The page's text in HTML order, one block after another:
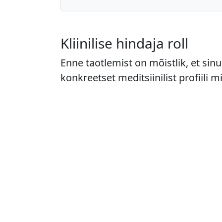
Kliinilise hindaja roll
Enne taotlemist on mõistlik, et
konkreetset meditsiinilist profiili